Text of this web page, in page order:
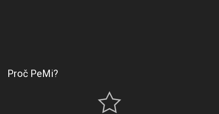
Proč PeMi?